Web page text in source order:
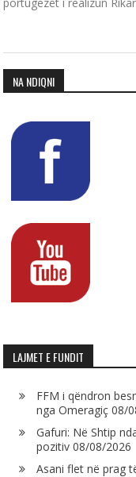
NA NDIQNI
LAJMET E FUNDIT
FFM i qëndron
nga Omeragiç 08/
Gafuri: Në Shtip
pozitiv 08/08/2026
Asani flet në prag